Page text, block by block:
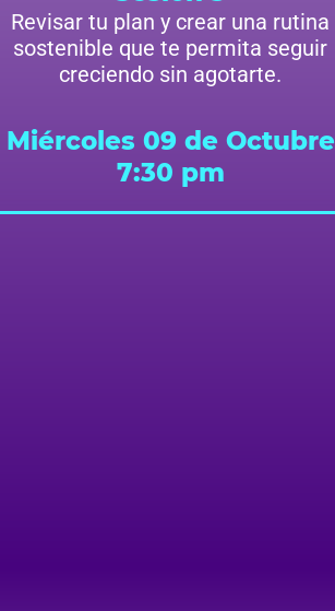
Revisar tu plan y crear una rutina
sostenible que te permita seguir
creciendo sin agotarte.
Miércoles 09 de Octubre
7:30 pm